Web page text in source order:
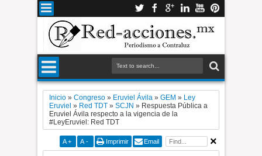
Inicio »Congreso » Eruviel Ávila »GEM » Ley
Eruviel » Red TDT »SCJN » Respuesta Pública a
Eruviel Ávila respecto a la vigencia de la
#LeyEruviel: Red TDT
A + A - Imprimir Email